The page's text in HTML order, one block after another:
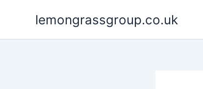
lemongrassgroup.co.uk